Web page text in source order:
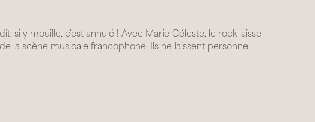
si y mouille, c'est annulé ! Avec Marie Céleste, le rock laisse
la scène musicale francophone, Ils ne laissent personne